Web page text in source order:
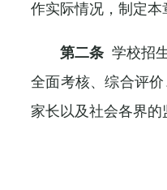
作实际情况，制定本
第二条 学校招
全面考核、综合评
家长以及社会各界的